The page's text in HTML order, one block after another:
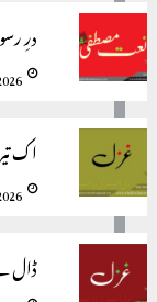
درِ
اک
ڈال